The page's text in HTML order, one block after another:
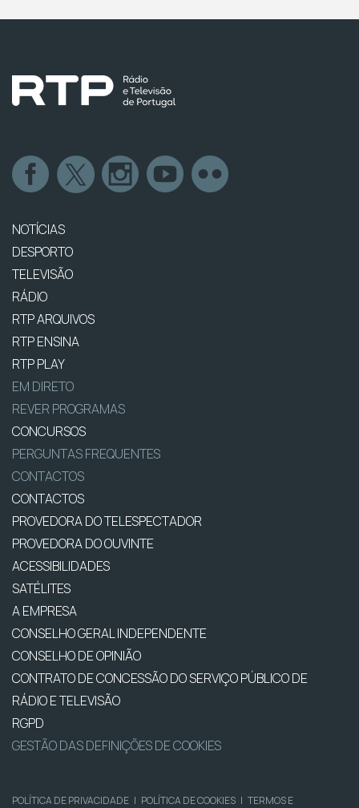
NOTÍCIAS
DESPORTO
TELEVISÃO
RÁDIO
RTP ARQUIVOS
RTP ENSINA
RTP PLAY
EM DIRETO
REVER PROGRAMAS
CONCURSOS
PERGUNTAS FREQUENTES
CONTACTOS
CONTACTOS
PROVEDORA DO TELESPECTADOR
PROVEDORA DO OUVINTE
ACESSIBILIDADES
SATÉLITES
A EMPRESA
CONSELHO GERAL INDEPENDENTE
CONSELHO DE OPINIÃO
CONTRATO DE CONCESSÃO DO SERVIÇO PÚBLICO DE
RÁDIO E TELEVISÃO
RGPD
GESTÃO DAS DEFINIÇÕES DE COOKIES
POLÍTICA DE PRIVACIDADE | POLÍTICA DE COOKIES | TERMOS E